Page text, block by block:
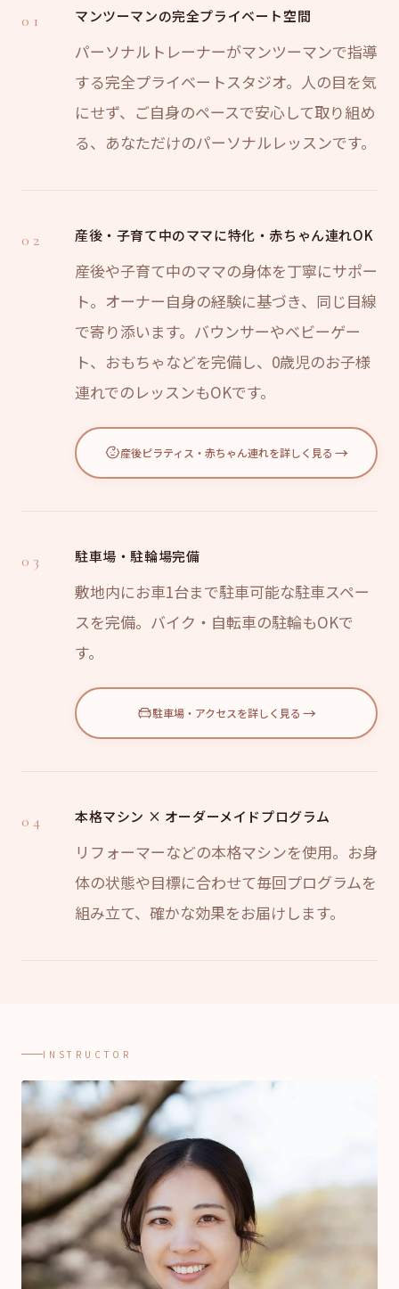
01 マンツーマンの完全プライベート空間
パーソナルトレーナーがマンツーマンで指導
する完全プライベートスタジオ。人の目を気
にせず、ご自身のペースで安心して取り組め
る、あなただけのパーソナルレッスンです。
02 産後・子育て中のママに特化・赤ちゃん連れOK
産後や子育て中のママの身体を丁寧にサポー
ト。オーナー自身の経験に基づき、同じ目線
で寄り添います。バウンサーやベビーゲー
ト、おもちゃなどを完備し、0歳児のお子様
連れでのレッスンもOKです。
産後ピラティス・赤ちゃん連れを詳しく見る →
03 駐車場・駐輪場完備
敷地内にお車1台まで駐車可能な駐車スペー
スを完備。バイク・自転車の駐輪もOKで
す。
駐車場・アクセスを詳しく見る →
04 本格マシン × オーダーメイドプログラム
リフォーマーなどの本格マシンを使用。お身
体の状態や目標に合わせて毎回プログラムを
組み立て、確かな効果をお届けします。
INSTRUCTOR